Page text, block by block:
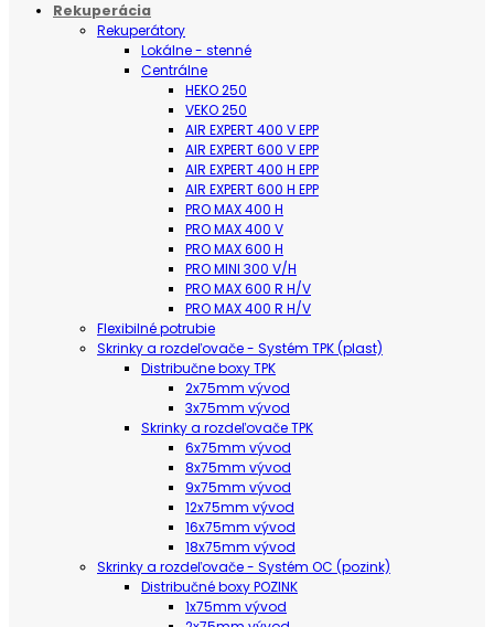
Rekuperácia
Rekuperátory
Lokálne - stenné
Centrálne
HEKO 250
VEKO 250
AIR EXPERT 400 V EPP
AIR EXPERT 600 V EPP
AIR EXPERT 400 H EPP
AIR EXPERT 600 H EPP
PRO MAX 400 H
PRO MAX 400 V
PRO MAX 600 H
PRO MINI 300 V/H
PRO MAX 600 R H/V
PRO MAX 400 R H/V
Flexibilné potrubie
Skrinky a rozdeľovače - Systém TPK (plast)
Distribučne boxy TPK
2x75mm vývod
3x75mm vývod
Skrinky a rozdeľovače TPK
6x75mm vývod
8x75mm vývod
9x75mm vývod
12x75mm vývod
16x75mm vývod
18x75mm vývod
Skrinky a rozdeľovače - Systém OC (pozink)
Distribučné boxy POZINK
1x75mm vývod